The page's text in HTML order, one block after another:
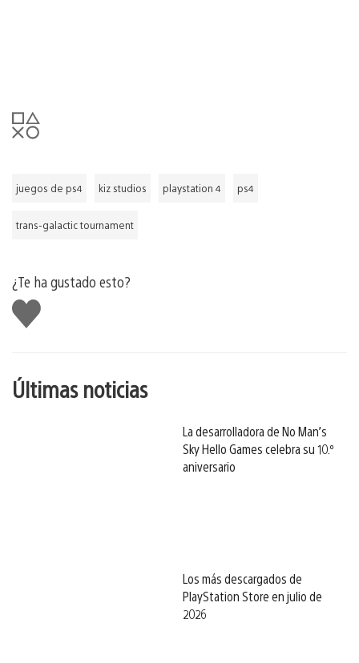
juegos de ps4 kiz studios playstation 4 ps4
trans-galactic tournament
¿Te ha gustado esto?
Me
gusta
Últimas noticias
La desarrolladora de No Man’s
Sky Hello Games celebra su 10.º
aniversario
Los más descargados de
PlayStation Store en julio de
2026